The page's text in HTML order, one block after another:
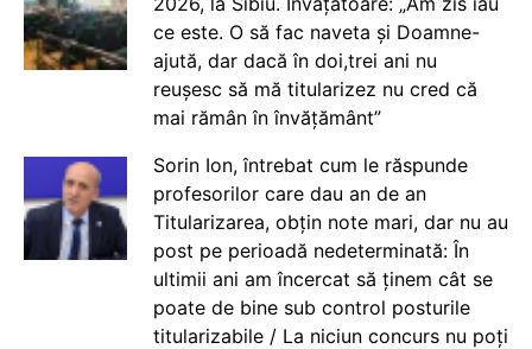
ce este. O să fac naveta și Doamne-
ajută, dar dacă în doi,trei ani nu
reușesc să mă titularizez nu cred că
mai rămân în învățământ”
Sorin Ion, întrebat cum le răspunde
profesorilor care dau an de an
Titularizarea, obțin note mari, dar nu au
post pe perioadă nedeterminată: În
ultimii ani am încercat să ținem cât se
poate de bine sub control posturile
titularizabile / La niciun concurs nu poți